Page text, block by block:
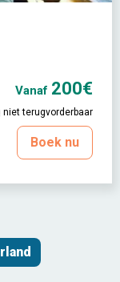
Vanaf 200€
niet terugvorderbaar
Boek nu